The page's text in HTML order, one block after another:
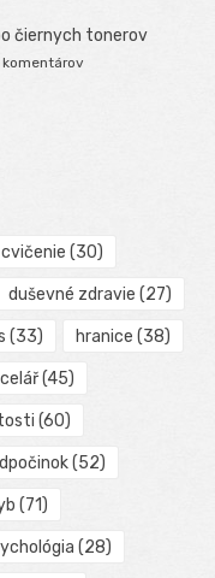
čiernych tonerov
komentárov
cvičenie (30)
duševné zdravie (27)
(33) hranice (38)
(45)
(60)
(52)
(71)
(28)